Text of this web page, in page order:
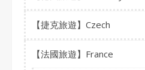
【捷克旅遊】Czech
【法國旅遊】France